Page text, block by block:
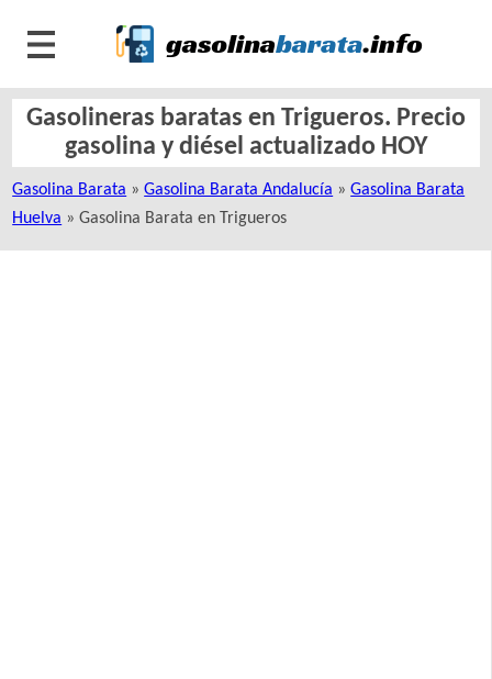
Gasolineras baratas en Trigueros. Precio
gasolina y diésel actualizado HOY
Gasolina Barata »Gasolina Barata Andalucía »Gasolina Barata
Huelva » Gasolina Barata en Trigueros